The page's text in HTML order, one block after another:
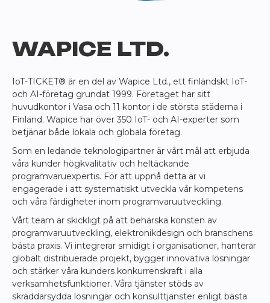
WAPICE LTD.
IoT-TICKET® är en del av Wapice Ltd., ett finländskt IoT-
och AI-företag grundat 1999. Företaget har sitt
huvudkontor i Vasa och 11 kontor i de största städerna i
Finland. Wapice har över 350 IoT- och AI-experter som
betjänar både lokala och globala företag.
Som en ledande teknologipartner är vårt mål att erbjuda
våra kunder högkvalitativ och heltäckande
programvaruexpertis. För att uppnå detta är vi
engagerade i att systematiskt utveckla vår kompetens
och våra färdigheter inom programvaruutveckling.
Vårt team är skickligt på att behärska konsten av
programvaruutveckling, elektronikdesign och branschens
bästa praxis. Vi integrerar smidigt i organisationer, hanterar
globalt distribuerade projekt, bygger innovativa lösningar
och stärker våra kunders konkurrenskraft i alla
verksamhetsfunktioner. Våra tjänster stöds av
skräddarsydda lösningar och konsulttjänster enligt bästa